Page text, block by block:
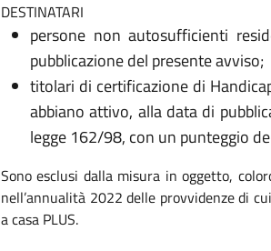
DESTINATARI
persone non autosufficienti
pubblicazione del presente avviso;
titolari di certificazione di
abbiano attivo, alla data di
legge 162/98, con un punteggio
Sono esclusi dalla misura in oggetto,
nell’annualità 2022 delle provvidenze di
a casa PLUS.